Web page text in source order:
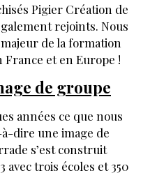
Pigier Création de
connecter
et dossiers en